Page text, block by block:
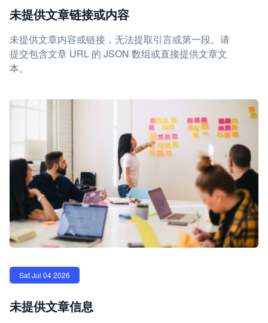
未提供文章链接或内容
未提供文章内容或链接，无法提取引言或第一段。请
提交包含文章 URL 的 JSON 数组或直接提供文章文
本。
Sat Jul 04 2026
未提供文章信息